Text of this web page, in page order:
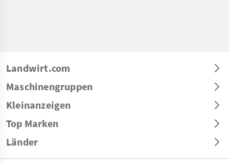
Landwirt.com
Maschinengruppen
Kleinanzeigen
Top Marken
Länder